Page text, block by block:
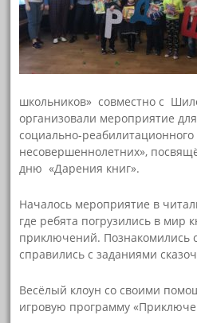
школьников» совместно с
организовали мероприятие
социально-реабилитационного
несовершеннолетних»,
дню «Дарения книг».
Началось мероприятие в
где ребята погрузились в мир
приключений. Познакомились
справились с заданиями
Весёлый клоун со своими
игровую программу